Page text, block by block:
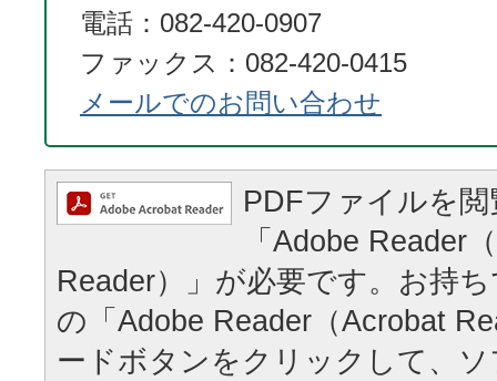
電話：082-420-0907
ファックス：082-420-0415
メールでのお問い合わせ
PDFファイルを
「Adobe Reader
Reader）」が必要です。お持
の「Adobe Reader（Acrobat
ードボタンをクリックして、